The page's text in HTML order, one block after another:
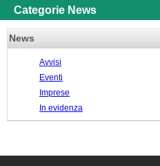
Categorie News
News
Avvisi
Eventi
Imprese
In evidenza